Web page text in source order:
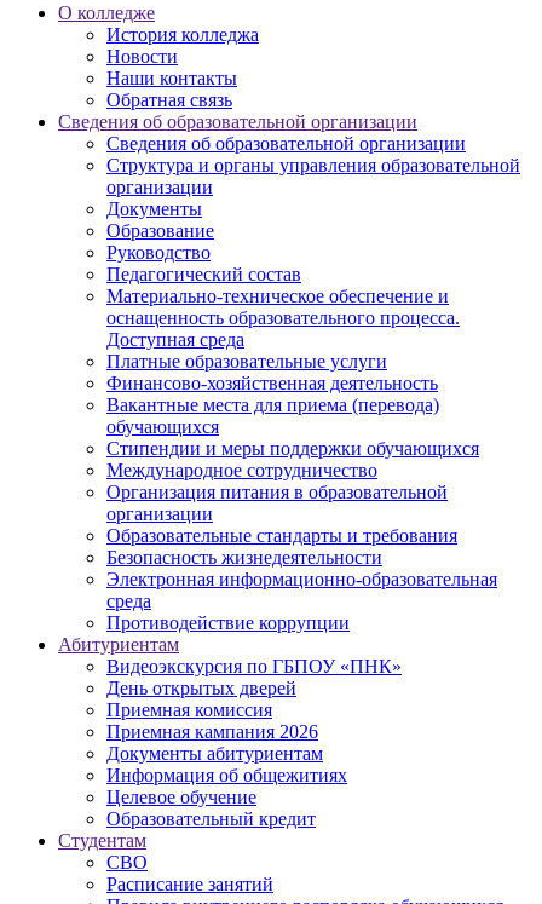
О колледже
История колледжа
Новости
Наши контакты
Обратная связь
Сведения об образовательной организации
Сведения об образовательной организации
Структура и органы управления образовательной
организации
Документы
Образование
Руководство
Педагогический состав
Материально-техническое обеспечение и
оснащенность образовательного процесса.
Доступная среда
Платные образовательные услуги
Финансово-хозяйственная деятельность
Вакантные места для приема (перевода)
обучающихся
Стипендии и меры поддержки обучающихся
Международное сотрудничество
Организация питания в образовательной
организации
Образовательные стандарты и требования
Безопасность жизнедеятельности
Электронная информационно-образовательная
среда
Противодействие коррупции
Абитуриентам
Видеоэкскурсия по ГБПОУ «ПНК»
День открытых дверей
Приемная комиссия
Приемная кампания 2026
Дoкументы абитуриентам
Информация об общежитиях
Целевое обучение
Образовательный кредит
Студентам
СВО
Расписание занятий